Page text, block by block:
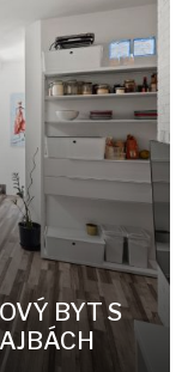
BYT S